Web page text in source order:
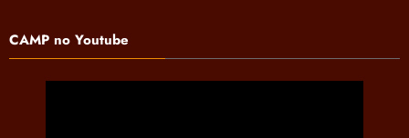
CAMP no Youtube